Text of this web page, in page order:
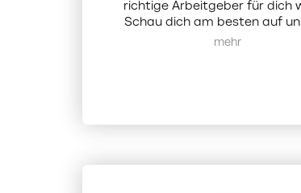
richtige Arbeitgeber für dich
Schau dich am besten auf
Karriereseite um.Hier
Mehr anzeigen